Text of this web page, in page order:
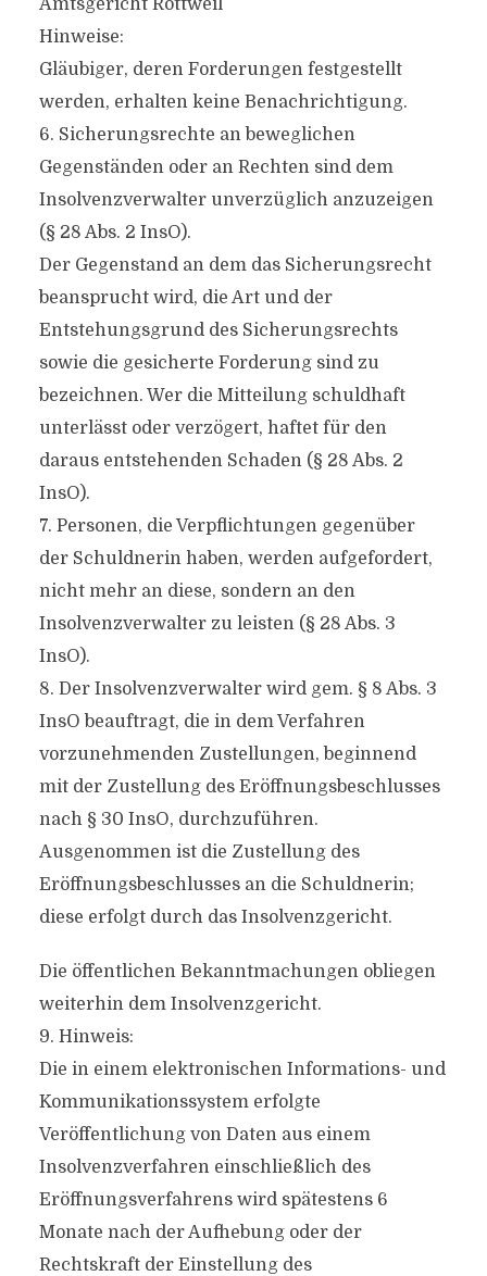
Amtsgericht Rottweil
Hinweise:
Gläubiger, deren Forderungen festgestellt
werden, erhalten keine Benachrichtigung.
6. Sicherungsrechte an beweglichen
Gegenständen oder an Rechten sind dem
Insolvenzverwalter unverzüglich anzuzeigen
(§ 28 Abs. 2 InsO).
Der Gegenstand an dem das Sicherungsrecht
beansprucht wird, die Art und der
Entstehungsgrund des Sicherungsrechts
sowie die gesicherte Forderung sind zu
bezeichnen. Wer die Mitteilung schuldhaft
unterlässt oder verzögert, haftet für den
daraus entstehenden Schaden (§ 28 Abs. 2
InsO).
7. Personen, die Verpflichtungen gegenüber
der Schuldnerin haben, werden aufgefordert,
nicht mehr an diese, sondern an den
Insolvenzverwalter zu leisten (§ 28 Abs. 3
InsO).
8. Der Insolvenzverwalter wird gem. § 8 Abs. 3
InsO beauftragt, die in dem Verfahren
vorzunehmenden Zustellungen, beginnend
mit der Zustellung des Eröffnungsbeschlusses
nach § 30 InsO, durchzuführen.
Ausgenommen ist die Zustellung des
Eröffnungsbeschlusses an die Schuldnerin;
diese erfolgt durch das Insolvenzgericht.
Die öffentlichen Bekanntmachungen obliegen
weiterhin dem Insolvenzgericht.
9. Hinweis:
Die in einem elektronischen Informations- und
Kommunikationssystem erfolgte
Veröffentlichung von Daten aus einem
Insolvenzverfahren einschließlich des
Eröffnungsverfahrens wird spätestens 6
Monate nach der Aufhebung oder der
Rechtskraft der Einstellung des